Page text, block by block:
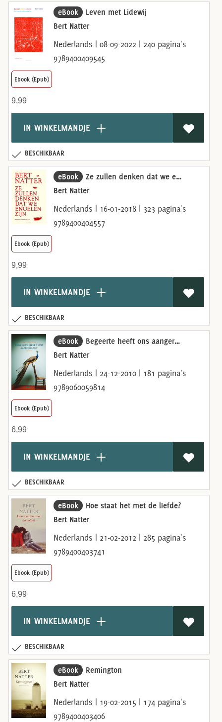
eBook
Leven met Lidewij
Bert Natter
Nederlands | 08-09-2022 | 240 pagina's
9789400409545
Ebook (Epub)
9,99
IN WINKELMANDJE
BESCHIKBAAR
eBook
Ze zullen denken dat we engelen zijn
Bert Natter
Nederlands | 16-01-2018 | 323 pagina's
9789400404557
Ebook (Epub)
9,99
IN WINKELMANDJE
BESCHIKBAAR
eBook
Begeerte heeft ons aangeraakt
Bert Natter
Nederlands | 24-12-2010 | 181 pagina's
9789060059814
Ebook (Epub)
6,99
IN WINKELMANDJE
BESCHIKBAAR
eBook
Hoe staat het met de liefde?
Bert Natter
Nederlands | 21-02-2012 | 285 pagina's
9789400403741
Ebook (Epub)
6,99
IN WINKELMANDJE
BESCHIKBAAR
eBook
Remington
Bert Natter
Nederlands | 19-02-2015 | 174 pagina's
9789400403406